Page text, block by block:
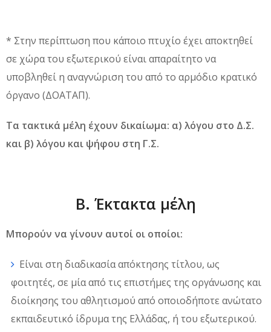
* Στην περίπτωση που κάποιο πτυχίο έχει αποκτηθεί
σε χώρα του εξωτερικού είναι απαραίτητο να
υποβληθεί η αναγνώριση του από το αρμόδιο κρατικό
όργανο (ΔΟΑΤΑΠ).
Τα τακτικά μέλη έχουν δικαίωμα: α) λόγου στο Δ.Σ.
και β) λόγου και ψήφου στη Γ.Σ.
Β. Έκτακτα μέλη
Μπορούν να γίνουν αυτοί οι οποίοι:
Είναι στη διαδικασία απόκτησης τίτλου, ως
φοιτητές, σε μία από τις επιστήμες της οργάνωσης και
διοίκησης του αθλητισμού από οποιοδήποτε ανώτατο
εκπαιδευτικό ίδρυμα της Ελλάδας, ή του εξωτερικού.